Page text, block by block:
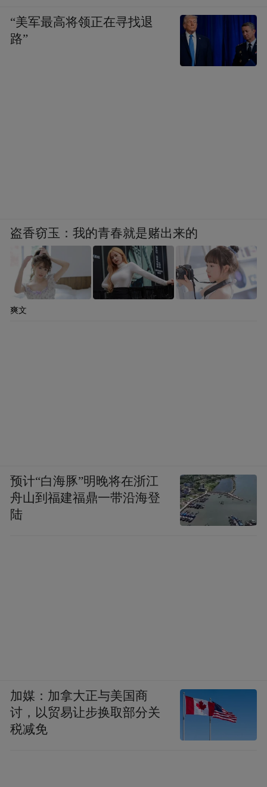
“美军最高将领正在寻找退
路”
盗香窃玉：我的青春就是赌出来的
爽文
预计“白海豚”明晚将在浙江
舟山到福建福鼎一带沿海登
陆
加媒：加拿大正与美国商
讨，以贸易让步换取部分关
税减免